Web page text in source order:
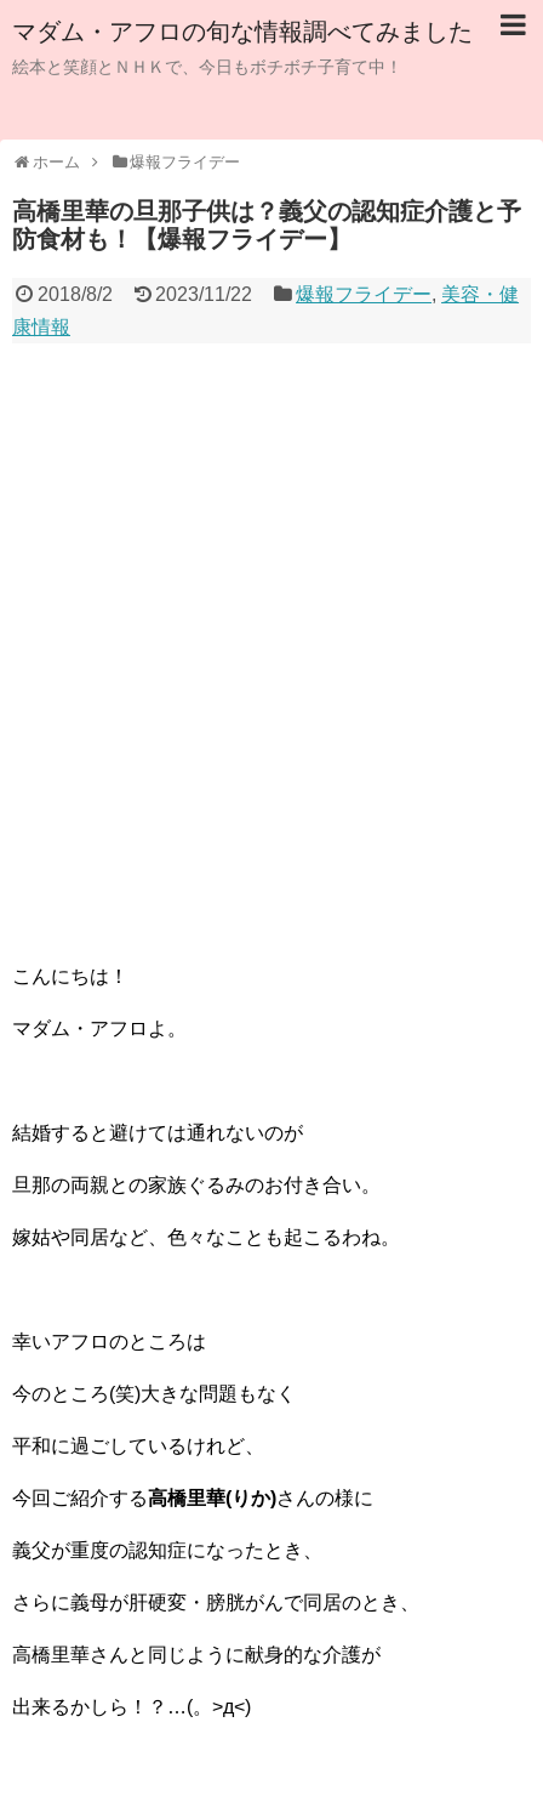
マダム・アフロの旬な情報調べてみました
絵本と笑顔とＮＨＫで、今日もボチボチ子育て中！
ホーム 爆報フライデー
高橋里華の旦那子供は？義父の認知症介護と予
防食材も！【爆報フライデー】
2018/8/2 2023/11/22 爆報フライデー, 美容・健
康情報
こんにちは！
マダム・アフロよ。
結婚すると避けては通れないのが
旦那の両親との家族ぐるみのお付き合い。
嫁姑や同居など、色々なことも起こるわね。
幸いアフロのところは
今のところ(笑)大きな問題もなく
平和に過ごしているけれど、
今回ご紹介する高橋里華(りか)さんの様に
義父が重度の認知症になったとき、
さらに義母が肝硬変・膀胱がんで同居のとき、
高橋里華さんと同じように献身的な介護が
出来るかしら！？…(。>д<)